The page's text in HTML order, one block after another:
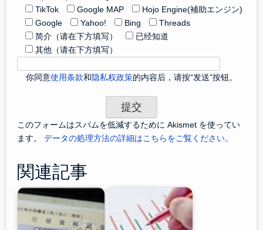
TikTok
Google MAP
Hojo Engine(補助エンジン)
Google
Yahoo! Bing
Threads
简介（请在下方填写）
已经知道
其他（请在下方填写）
你同意使用条款和隐私权政策的内容后，请按“发送”按钮。
このフォームはスパムを低減するために Akismet を使ってい
ます。データの処理方法の詳細はこちらをご覧ください。
関連記事